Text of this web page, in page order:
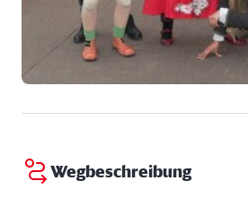
Wegbeschreibung